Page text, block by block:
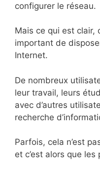
configurer le réseau.
Mais ce qui est clair,
important de
Internet.
De nombreux
leur travail, leurs
avec d’autres
recherche
Parfois, cela n’est
et c’est alors que